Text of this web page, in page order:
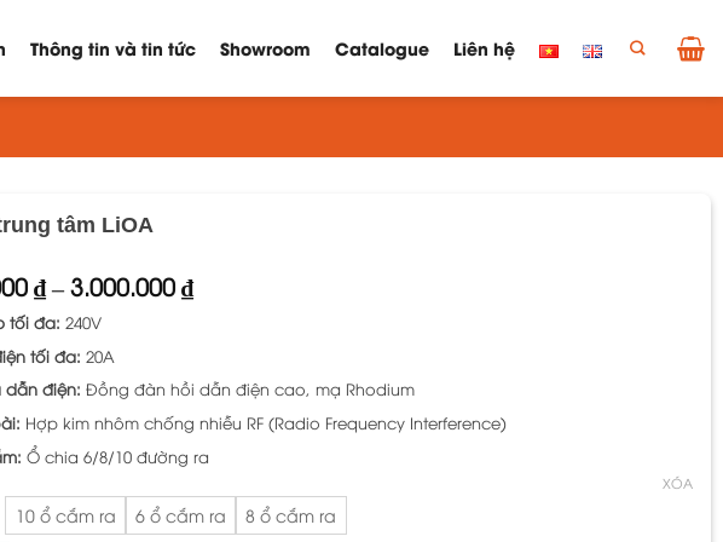
Thông tin và tin tức Showroom Catalogue Liên hệ
tâm LiOA
₫– 3.000.000₫Khoảng
giá:
đến
3.000.000 ₫
tối đa: 240V
tối đa: 20A
dẫn điện: Đồng đàn hồi dẫn điện cao, mạ Rhodium
Hợp kim nhôm chống nhiễu RF (Radio Frequency Interference)
Ổ chia 6/8/10 đường ra
10 ổ cắm ra 6 ổ cắm ra 8 ổ cắm ra
XÓA